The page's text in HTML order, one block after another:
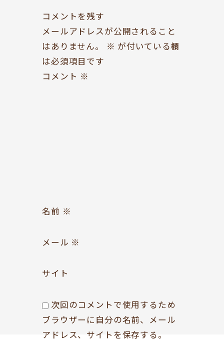
開いてる？
SCHEDULE AUDIO
ドッグセラピー
KOKORO SUPPORT
イベント情報
コメントを残す
メールアドレスが公開されること
はありません。
※ が付いている欄
は必須項目です
コメント ※
名前 ※
メール ※
サイト
次回のコメントで使用するため
ブラウザーに自分の名前、メール
アドレス、サイトを保存する。